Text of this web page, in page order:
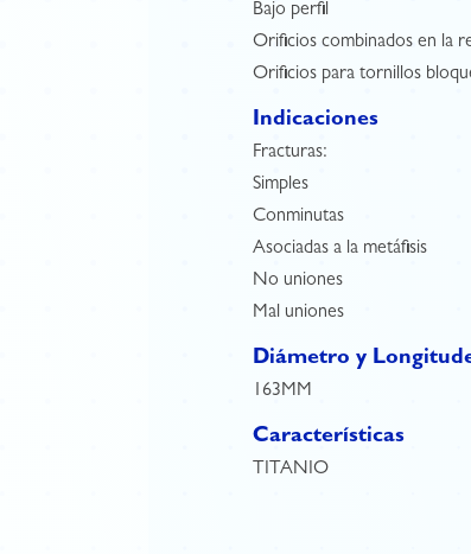
Bajo perfil
Orificios combinados en la
Orificios para tornillos
Indicaciones
Fracturas:
Simples
Conminutas
Asociadas a la metáfisis
No uniones
Mal uniones
Diámetro y
163MM
Características
TITANIO